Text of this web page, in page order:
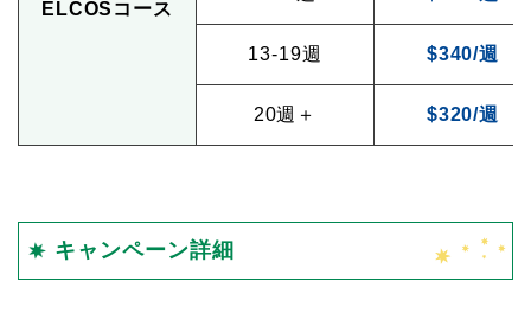
ELCOSコース
13-19週 $340/週
20週＋ $320/週
キャンペーン詳細